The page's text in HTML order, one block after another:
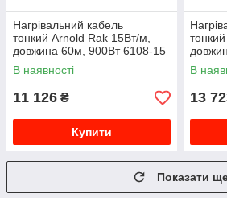
Нагрівальний кабель
тонкий Arnold Rak 15Вт/м,
довжина 60м, 900Вт 6108-15
EC
В наявності
11 126 ₴
Купити
15 EC
В
13
Показати